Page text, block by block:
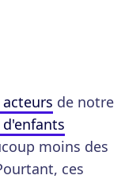
de notre
moins des
ces